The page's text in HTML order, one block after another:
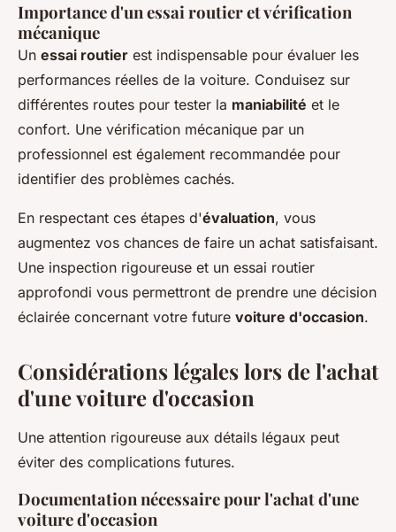
Importance d'un essai routier et vérification
mécanique
Un essai routier est indispensable pour évaluer les
performances réelles de la voiture. Conduisez sur
différentes routes pour tester la maniabilité et le
confort. Une vérification mécanique par un
professionnel est également recommandée pour
identifier des problèmes cachés.
En respectant ces étapes d'évaluation, vous
augmentez vos chances de faire un achat satisfaisant.
Une inspection rigoureuse et un essai routier
approfondi vous permettront de prendre une décision
éclairée concernant votre future voiture d'occasion.
Considérations légales lors de l'achat
d'une voiture d'occasion
Une attention rigoureuse aux détails légaux peut
éviter des complications futures.
Documentation nécessaire pour l'achat d'une
voiture d'occasion